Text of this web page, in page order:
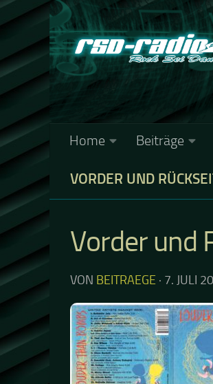
Zum Inhalt springen
Home Beiträge
VORDER UND
Vorder und
VON BEITRAEGE · 7. JULI